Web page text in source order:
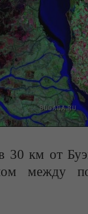
30 км от
между